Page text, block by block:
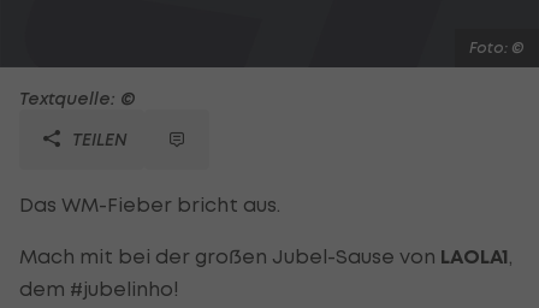
Foto: ©
Textquelle: ©
TEILEN
Das WM-Fieber bricht aus.
Mach mit bei der großen Jubel-Sause von LAOLA1
dem #jubelinho!